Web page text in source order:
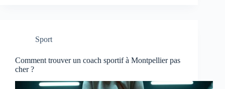
Sport
Comment trouver un coach sportif à Montpellier pas
cher ?